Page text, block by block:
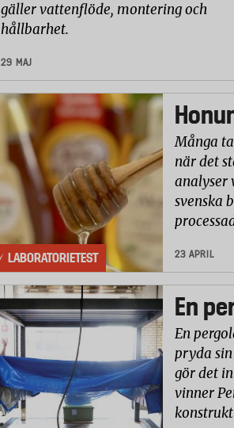
gäller vattenflöde, montering och
hållbarhet.
29 MAJ
LABORATORIETEST
Många
när det
analyser
svenska
23 APRIL
En
En
pryda
gör det
vinner